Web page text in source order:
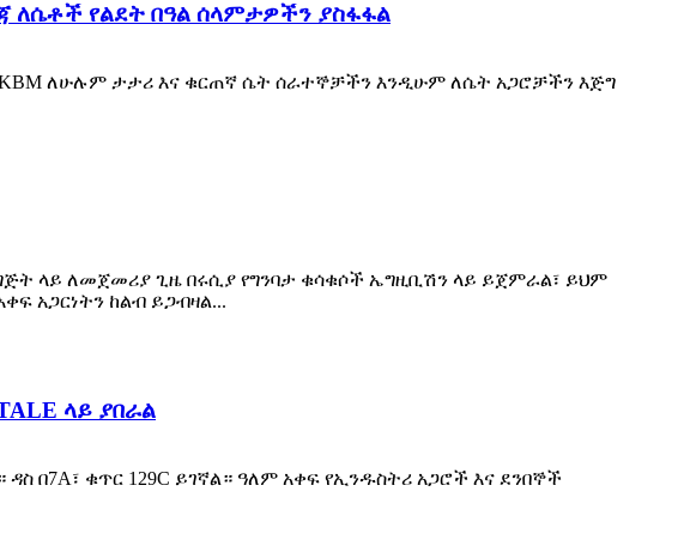
ለሴቶች የልደት በዓል ሰላምታዎችን ያስፋፋል
ለሁሉም ታታሪ እና ቁርጠኛ ሴት ሰራተኞቻችን እንዲሁም ለሴት አጋሮቻችን እጅግ
ላይ ለመጀመሪያ ጊዜ በሩሲያ የግንባታ ቁሳቁሶች ኤግዚቢሽን ላይ ይጀምራል፣ ይህም
አጋርነትን ከልብ ይጋብዛል...
ላይ ያበራል
በ7A፣ ቁጥር 129C ይገኛል። ዓለም አቀፍ የኢንዱስትሪ አጋሮች እና ደንበኞች